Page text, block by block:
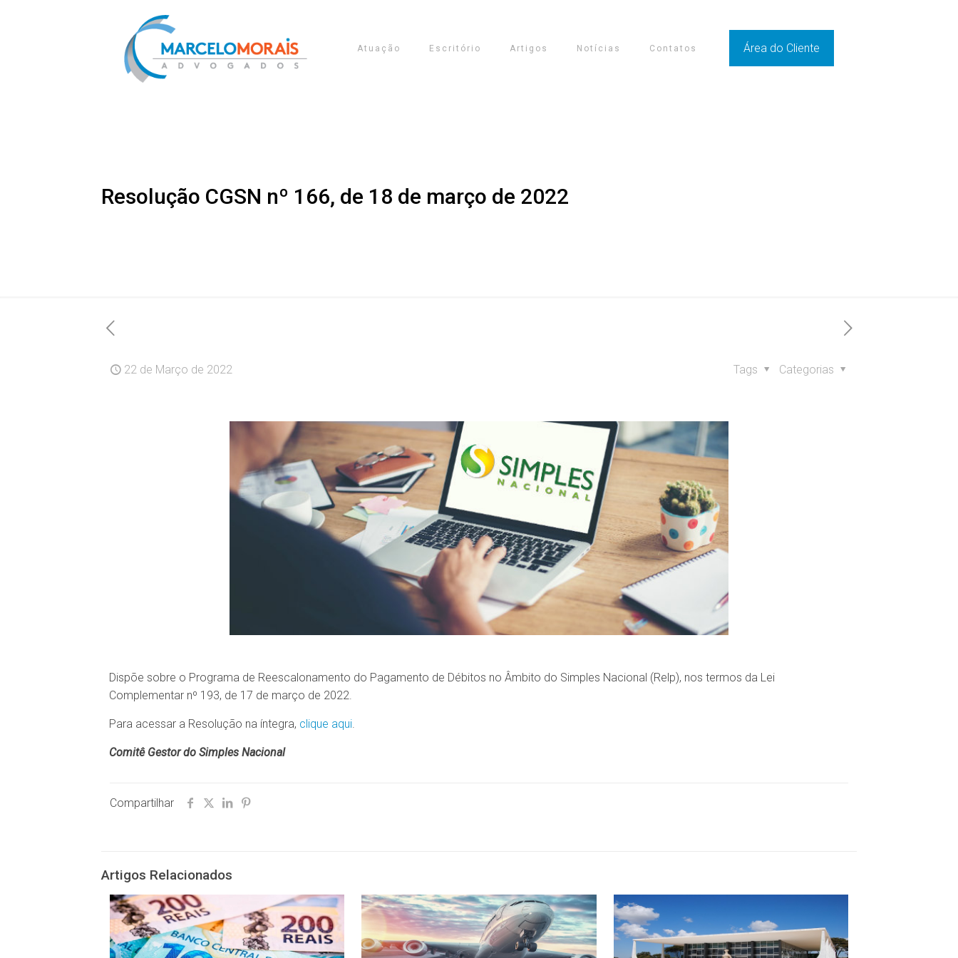
Atuação Escritório Artigos Notícias Contatos Área do Cliente
Resolução CGSN nº 166, de 18 de março de 2022
22 de Março de 2022 Categorias
Tags
Dispõe sobre o Programa de Reescalonamento do Pagamento de Débitos no Âmbito do Simples Nacional (Relp), nos termos da Lei
Complementar nº 193, de 17 de março de 2022.
Para acessar a Resolução na íntegra, clique aqui.
Comitê Gestor do Simples Nacional
Compartilhar
Artigos Relacionados